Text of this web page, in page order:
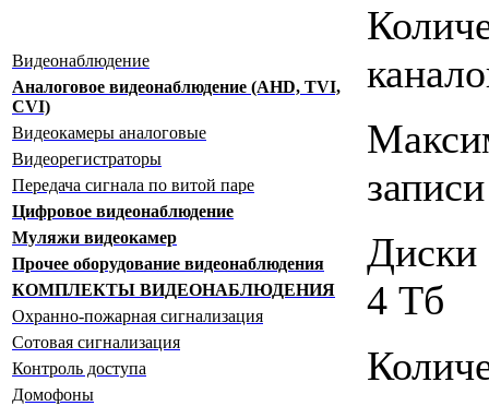
Видеонаблюдение
Аналоговое видеонаблюдение (AHD, TVI,
CVI)
Видеокамеры аналоговые
Видеорегистраторы
Передача сигнала по витой паре
Цифровое видеонаблюдение
Муляжи видеокамер
Прочее оборудование видеонаблюдения
КОМПЛЕКТЫ ВИДЕОНАБЛЮДЕНИЯ
Охранно-пожарная сигнализация
Сотовая сигнализация
Контроль доступа
Домофоны
4 Тб